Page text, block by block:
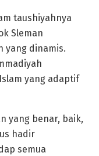
taushiyahnya
Sleman
yang dinamis.
yang adaptif
yang benar, baik,
hadir
semua